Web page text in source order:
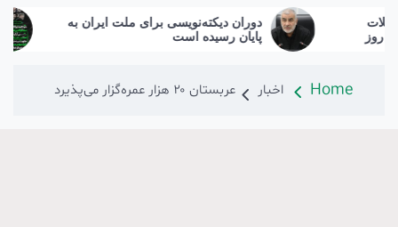
دوران دیکته‌نویسی برای ملت ایران به
پایان رسیده است
Home اخبار عربستان ۲۰ هزار عمره‌گزار می‌‌پذیرد